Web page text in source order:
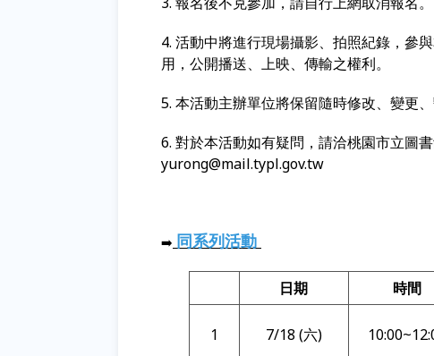
4. 活動中將進行現場攝影、拍照紀錄，參
用，公開播送、上映、傳輸之權利。
5. 本活動主辦單位將保留隨時修改、變更
6. 對於本活動如有疑問，請洽桃園市立圖
yurong@mail.typl.gov.tw
➡️ 同系列活動
日期 時間
1 7/18 (六)